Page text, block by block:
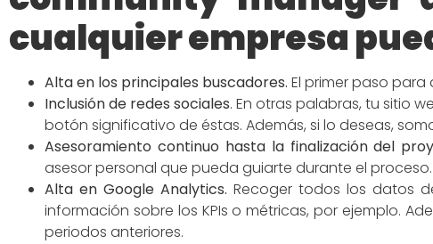
cualquier empresa
Alta en los principales buscadores. El primer paso
Inclusión de redes sociales. En otras palabras, tu sitio
botón significativo de éstas. Además, si lo deseas,
Asesoramiento continuo hasta la finalización del
asesor personal que pueda guiarte durante el
Alta en Google Analytics. Recoger todos los datos
información sobre los KPIs o métricas, por ejemplo.
periodos anteriores.